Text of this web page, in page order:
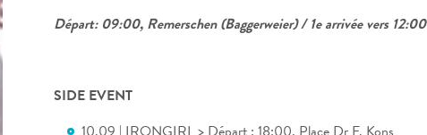
Départ: 09:00, Remerschen (Baggerweier) / 1e arrivée vers 12:00
SIDE EVENT